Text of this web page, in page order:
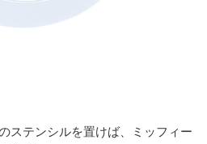
ステンシルを置けば、ミッフィー